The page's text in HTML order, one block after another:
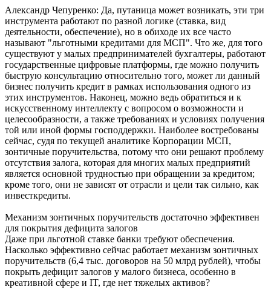
Александр Чепуренко: Да, путаница может возникать, эти три
инструмента работают по разной логике (ставка, вид
деятельности, обеспечение), но в обиходе их все часто
называют "льготными кредитами для МСП". Что же, для того
существуют у малых предпринимателей бухгалтеры, работают
государственные цифровые платформы, где можно получить
быструю консультацию относительно того, может ли данный
бизнес получить кредит в рамках использования одного из
этих инструментов. Наконец, можно ведь обратиться и к
искусственному интеллекту с вопросом о возможности и
целесообразности, а также требованиях и условиях получения
той или иной формы господдержки. Наиболее востребованы
сейчас, судя по текущей аналитике Корпорации МСП,
зонтичные поручительства, потому что они решают проблему
отсутствия залога, которая для многих малых предприятий
является основной трудностью при обращении за кредитом;
кроме того, они не зависят от отрасли и цели так сильно, как
инвесткредиты.
Механизм зонтичных поручительств достаточно эффeктивен
для покрытия дефицита залогов
Даже при льготной ставке банки требуют обеспечения.
Насколько эффективно сейчас работает механизм зонтичных
поручительств (6,4 тыс. договоров на 50 млрд рублей), чтобы
покрыть дефицит залогов у малого бизнеса, особенно в
креативной сфере и IT, где нет тяжелых активов?